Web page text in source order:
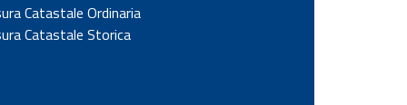
Catastale Ordinaria
Catastale Storica